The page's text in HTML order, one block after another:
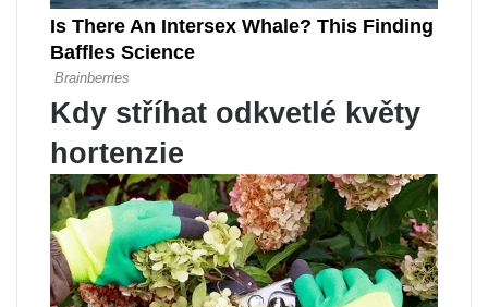
Kdy stříhat odkvetlé květy
hortenzie